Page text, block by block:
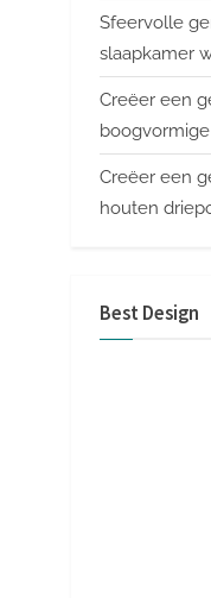
Sfeervolle
slaapkamer
Creëer een
Creëer een
houten
Best Design